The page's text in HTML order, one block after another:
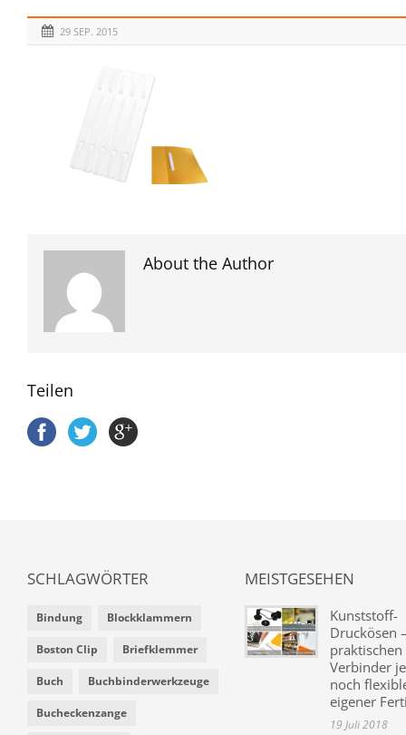
29 SEP. 2015
About the Author
Teilen
SCHLAGWÖRTER
Bindung Blockklammern
Boston Clip Briefklemmer
Buch Buchbinderwerkzeuge
Bucheckenzange
MEISTGESEHEN
Kunststoff-
Druckösen
praktischen
Verbinder
noch
eigener
19 Juli 2018